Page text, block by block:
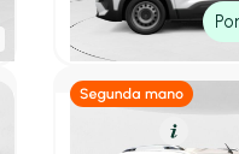
24.500€
P.V.P. contado
Por